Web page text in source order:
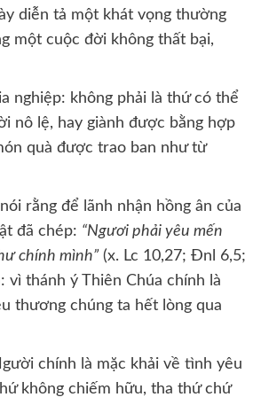
diễn tả một khát vọng thường
một cuộc đời không thất bại,
nghiệp: không phải là thứ có thể
nô lệ, hay giành được bằng hợp
quà được trao ban như từ
rằng để lãnh nhận hồng ân của
đã chép: “Ngươi phải yêu mến
chính mình” (x. Lc 10,27; Đnl 6,5;
vì thánh ý Thiên Chúa chính là
thương chúng ta hết lòng qua
chính là mặc khải về tình yêu
không chiếm hữu, tha thứ chứ